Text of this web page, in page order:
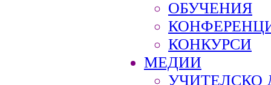
ОБУЧЕНИЯ
КОНКУРСИ
МЕДИИ
УЧИТЕЛСКО